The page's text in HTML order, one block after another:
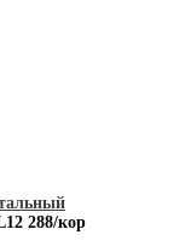
288/кор